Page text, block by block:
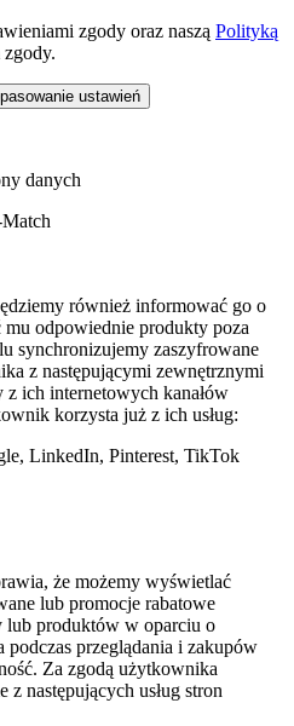
zgody oraz naszą Polityką
ustawień
danych
również informować go o
odpowiednie produkty poza
synchronizujemy zaszyfrowane
z następującymi zewnętrznymi
ich internetowych kanałów
korzysta już z ich usług:
LinkedIn, Pinterest, TikTok
że możemy wyświetlać
lub promocje rabatowe
lub produktów w oparciu o
przeglądania i zakupów
Za zgodą użytkownika
następujących usług stron